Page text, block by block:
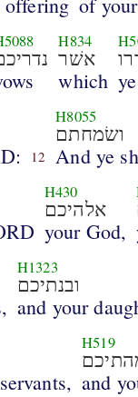
H834
אשׁר
which
12
H8055
ושׂמחתם
And ye
H430
אלהיכם
your God,
H1323
ובנתיכם
and your
H519
and